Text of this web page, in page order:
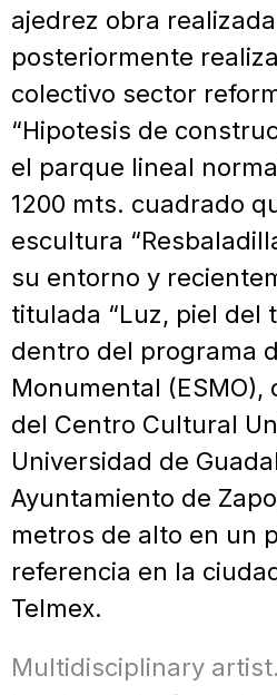
ajedrez obra
posteriormente
colectivo sector
“Hipotesis de
el parque lineal
1200 mts. cuadrado
escultura
su entorno y
titulada “Luz, piel del
dentro del programa
Monumental (ESMO),
del Centro Cultural
Universidad de
Ayuntamiento de
metros de alto en un
referencia en la
Telmex.
Multidisciplinary